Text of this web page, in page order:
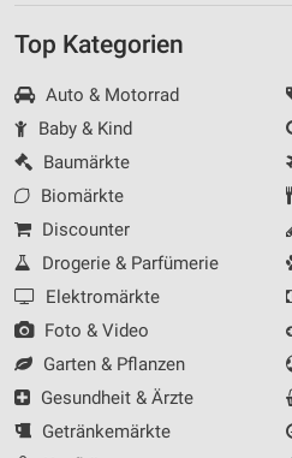
Top Kategorien
Auto & Motorrad
Baby & Kind
Baumärkte
Biomärkte
Discounter
Drogerie & Parfümerie
Elektromärkte
Foto & Video
Garten & Pflanzen
Gesundheit & Ärzte
Getränkemärkte